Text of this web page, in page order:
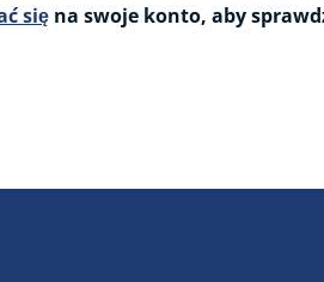
się na swoje konto, aby